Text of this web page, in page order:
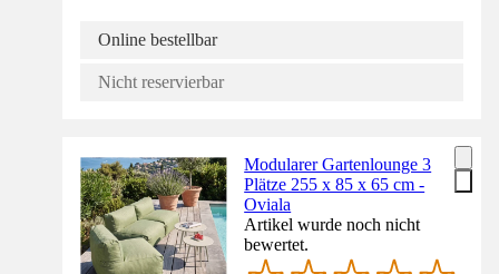
Online bestellbar
Nicht reservierbar
Modularer Gartenlounge 3
Plätze 255 x 85 x 65 cm -
Oviala
Artikel wurde noch nicht
bewertet.